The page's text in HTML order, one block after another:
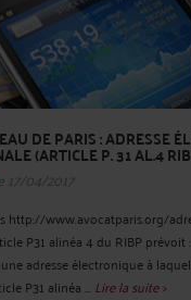
DE PARIS : ADRESSE
(ARTICLE P. 31 AL.4
04/2017
http://www.avocatparis.org/
P31 alinéa 4 du RIBP prévoit
adresse électronique à
P31 alinéa ... Lire la suite >